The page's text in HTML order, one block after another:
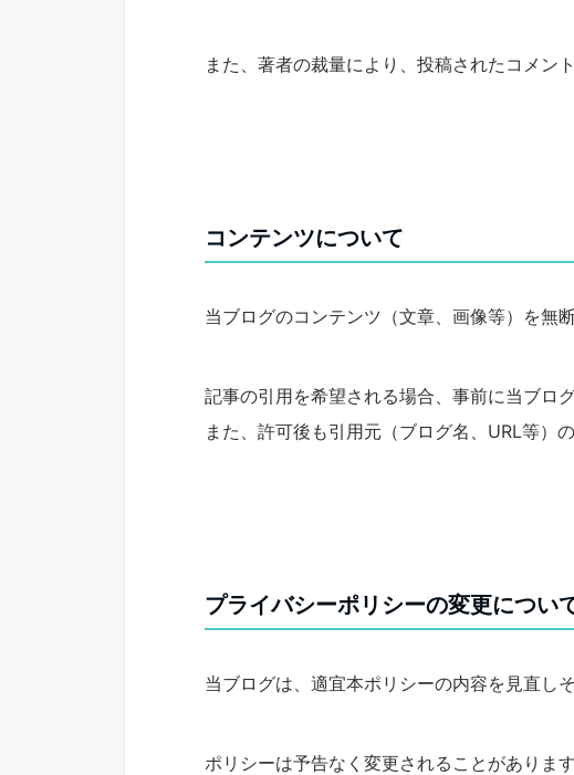
また、著者の裁量により、投稿されたコメン
コンテンツについて
当ブログのコンテンツ（文章、画像等）を無
記事の引用を希望される場合、事前に当ブロ
また、許可後も引用元（ブログ名、URL等）
プライバシーポリシーの変更につい
当ブログは、適宜本ポリシーの内容を見直し
ポリシーは予告なく変更されることがありま